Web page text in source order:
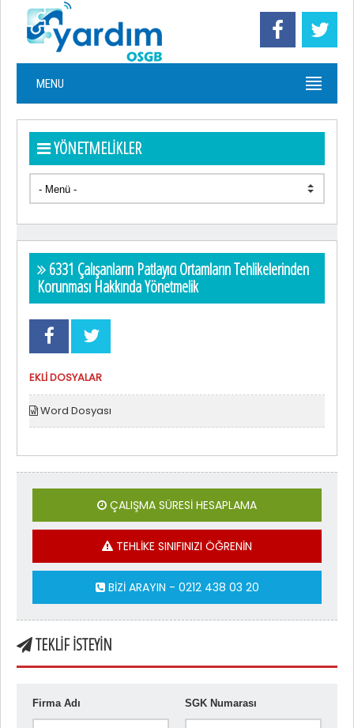
MENU
YÖNETMELİKLER
6331 Çalışanların Patlayıcı Ortamların Tehlikelerinden
Korunması Hakkında Yönetmelik
EKLİ DOSYALAR
Word Dosyası
ÇALIŞMA SÜRESİ HESAPLAMA
TEHLİKE SINIFINIZI ÖĞRENİN
BİZİ ARAYIN - 0212 438 03 20
TEKLİF İSTEYİN
Firma Adı SGK Numarası